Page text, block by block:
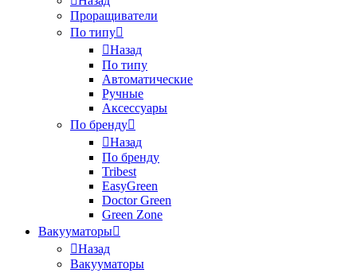
Проращиватели
По типу
Назад
По типу
Автоматические
Ручные
Аксессуары
По бренду
Назад
По бренду
Tribest
EasyGreen
Doctor Green
Green Zone
Вакууматоры
Назад
Вакууматоры